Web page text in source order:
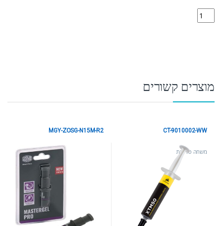
MGX-ZOSG-N15M-R2 quantity
מוצרים קשורים
משחה טרמית
CT-9010002-WW
MGY-ZOSG-N15M-R2